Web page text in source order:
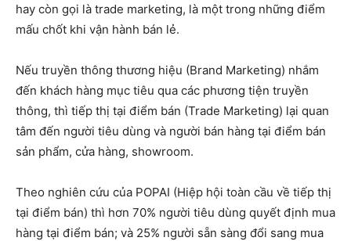
hay còn gọi là trade marketing, là một trong những điểm
mấu chốt khi vận hành bán lẻ.
Nếu truyền thông thương hiệu (Brand Marketing) nhắm
đến khách hàng mục tiêu qua các phương tiện truyền
thông, thì tiếp thị tại điểm bán (Trade Marketing) lại quan
tâm đến người tiêu dùng và người bán hàng tại điểm bán
sản phẩm, cửa hàng, showroom.
Theo nghiên cứu của POPAI (Hiệp hội toàn cầu về tiếp thị
tại điểm bán) thì hơn 70% người tiêu dùng quyết định mua
hàng tại điểm bán; và 25% người sẵn sàng đổi sang mua